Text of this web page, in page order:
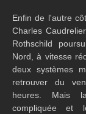
Enfin de l'autre
Charles
Rothschild
Nord, à vitesse
deux systèmes
retrouver du
heures. Mais
compliquée et